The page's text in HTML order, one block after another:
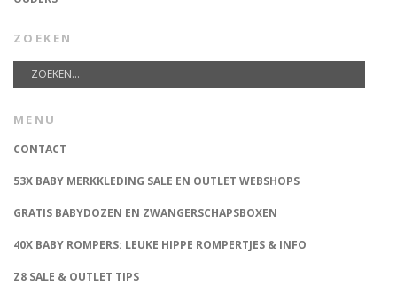
ZOEKEN
MENU
CONTACT
53X BABY MERKKLEDING SALE EN OUTLET WEBSHOPS
GRATIS BABYDOZEN EN ZWANGERSCHAPSBOXEN
40X BABY ROMPERS: LEUKE HIPPE ROMPERTJES & INFO
Z8 SALE & OUTLET TIPS